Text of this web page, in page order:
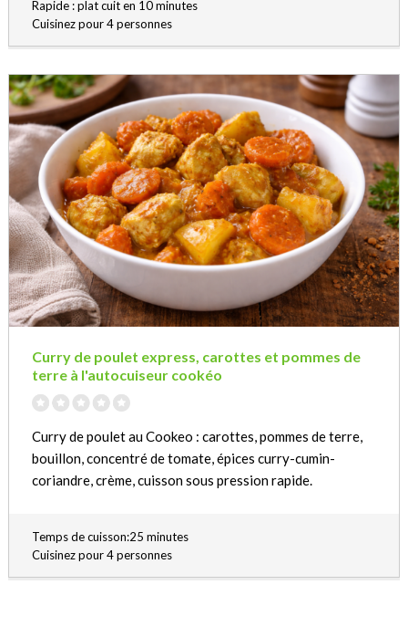
Rapide : plat cuit en 10 minutes
Cuisinez pour 4 personnes
Curry de poulet express, carottes et pommes de
terre à l'autocuiseur cookéo
Curry de poulet au Cookeo : carottes, pommes de terre,
bouillon, concentré de tomate, épices curry-cumin-
coriandre, crème, cuisson sous pression rapide.
Temps de cuisson:25 minutes
Cuisinez pour 4 personnes